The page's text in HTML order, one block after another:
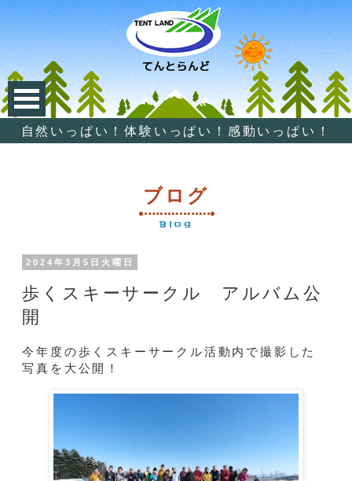
自然いっぱい！体験いっぱい！感動いっぱい！
ブログ
Blog
2024年3月5日火曜日
歩くスキーサークル アルバム公
開
今年度の歩くスキーサークル活動内で撮影した
写真を大公開！